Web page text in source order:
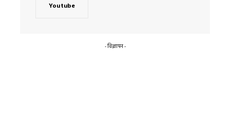
Youtube
- विज्ञापन -